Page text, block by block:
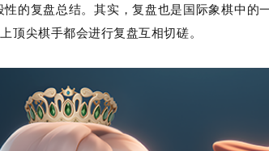
的复盘总结。其实，复盘也是国际象棋中的
顶尖棋手都会进行复盘互相切磋。